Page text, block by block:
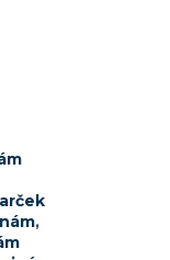
,